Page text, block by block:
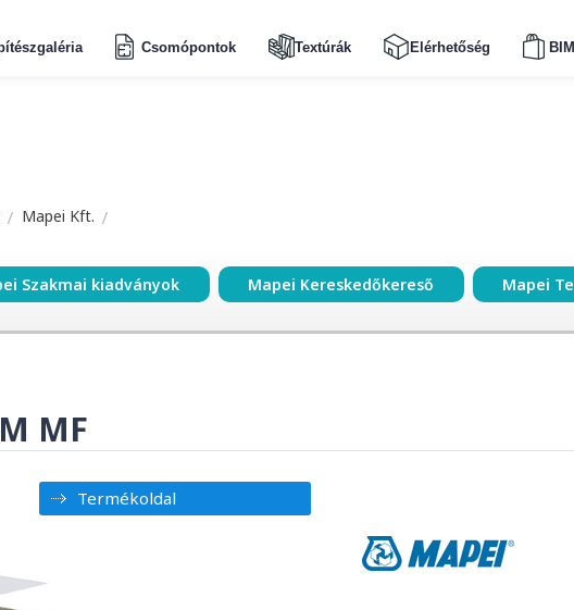
Csomópontok Textúrák Elérhetőség
Mapei Kft.
Szakmai kiadványok Mapei Kereskedőkereső Mapei
MF
Termékoldal